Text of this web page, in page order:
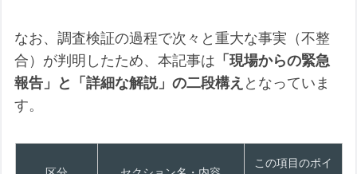
⚠️ ただし「即死」するパタ
ーンも例外的に存在します
なお、調査検証の過程で次々と重大な事実（不整
合）が判明したため、本記事は 「現場からの緊急
報告」と「詳細な解説」の二段構え となっていま
す。
この項目のポイ